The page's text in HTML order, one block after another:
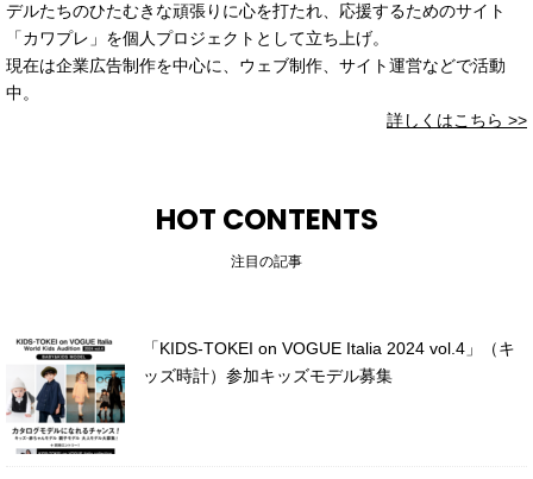
デルたちのひたむきな頑張りに心を打たれ、応援するためのサイト
「カワプレ」を個人プロジェクトとして立ち上げ。
現在は企業広告制作を中心に、ウェブ制作、サイト運営などで活動
中。
詳しくはこちら >>
HOT CONTENTS
注目の記事
「KIDS-TOKEI on VOGUE Italia 2024 vol.4」（キ
ッズ時計）参加キッズモデル募集